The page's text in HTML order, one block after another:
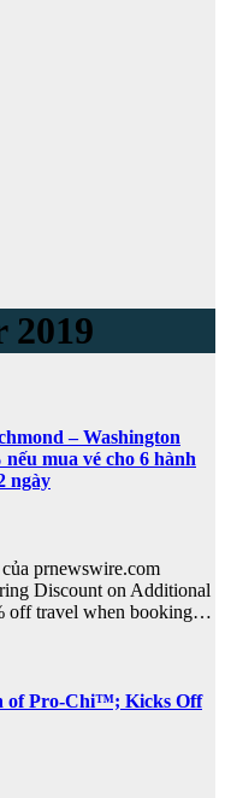
2019
– Washington
mua vé cho 6 hành
ngày
prnewswire.com
Discount on Additional
off travel when booking…
of Pro-Chi™; Kicks Off